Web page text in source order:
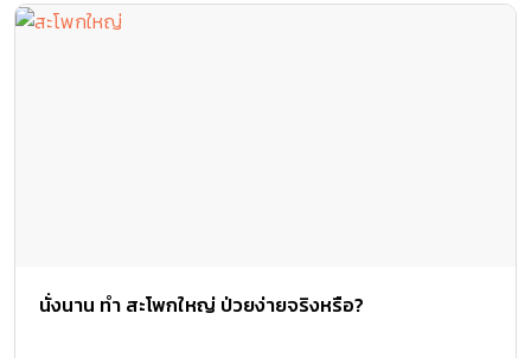
นั่งนาน ทำ สะโพกใหญ่ ป่วยง่ายจริงหรือ?